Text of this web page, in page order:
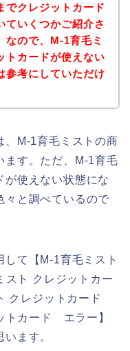
でクレジットカード
ていくつかご紹介さ
なので、M-1育毛ミ
トカードが使えない
参考にしていただけ
、M-1育毛ミストの商
ます。ただ、M-1育毛
が使えない状態にな
々と調べているので
て【M-1育毛ミスト
スト クレジットカー
クレジットカード
トカード エラー】
ます。